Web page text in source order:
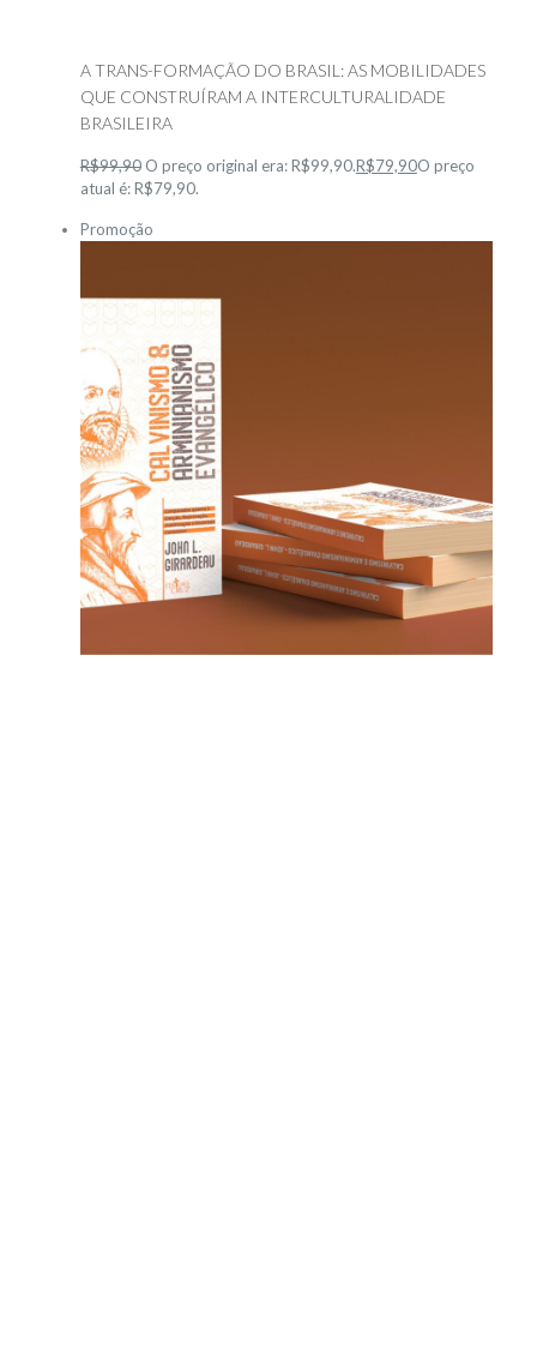
A TRANS-FORMAÇÃO DO BRASIL: AS MOBILIDADES
QUE CONSTRUÍRAM A INTERCULTURALIDADE
BRASILEIRA
R$99,90O preço original era: R$99,90.R$79,90O preço
atual é: R$79,90.
Promoção